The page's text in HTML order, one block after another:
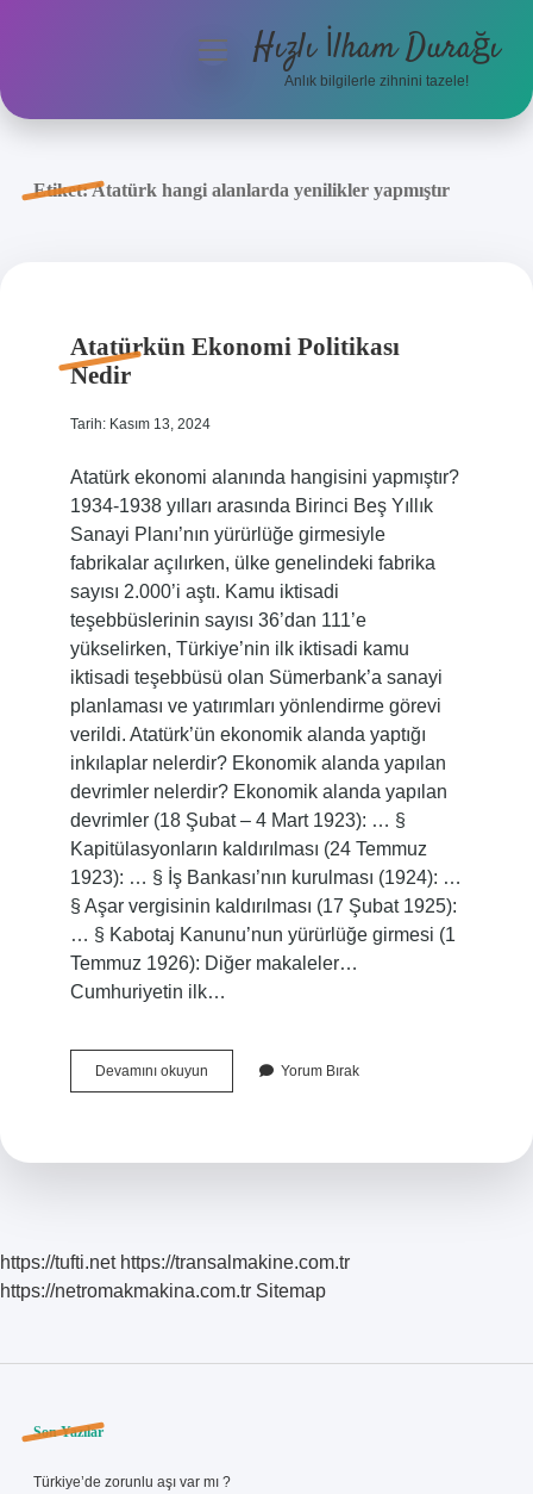
Anasayfa
menüyüHızlı İlham Durağı
Anlık bilgilerle zihnini tazele!
Etiket:Atatürk hangi alanlarda yenilikler yapmıştır
Atatürkün Ekonomi Politikası
Nedir
Tarih: Kasım 13, 2024
Atatürk ekonomi alanında hangisini yapmıştır?
1934-1938 yılları arasında Birinci Beş Yıllık
Sanayi Planı’nın yürürlüğe girmesiyle
fabrikalar açılırken, ülke genelindeki fabrika
sayısı 2.000’i aştı. Kamu iktisadi
teşebbüslerinin sayısı 36’dan 111’e
yükselirken, Türkiye’nin ilk iktisadi kamu
iktisadi teşebbüsü olan Sümerbank’a sanayi
planlaması ve yatırımları yönlendirme görevi
verildi. Atatürk’ün ekonomik alanda yaptığı
inkılaplar nelerdir? Ekonomik alanda yapılan
devrimler nelerdir? Ekonomik alanda yapılan
devrimler (18 Şubat – 4 Mart 1923): … §
Kapitülasyonların kaldırılması (24 Temmuz
1923): … § İş Bankası’nın kurulması (1924): …
§ Aşar vergisinin kaldırılması (17 Şubat 1925):
… § Kabotaj Kanunu’nun yürürlüğe girmesi (1
Temmuz 1926): Diğer makaleler…
Cumhuriyetin ilk…
Devamını okuyunAtatürkün
Ekonomi
Yorum Bırak
https://tufti.net https://transalmakine.com.tr
https://netromakmakina.com.tr Sitemap
Sidebar
Son Yazılar
Türkiye’de zorunlu aşı var mı ?